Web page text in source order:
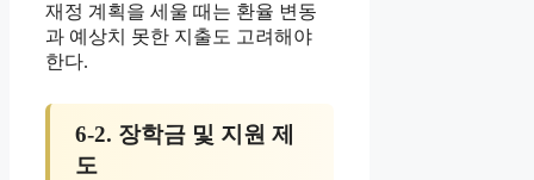
재정 계획을 세울 때는 환율 변동
과 예상치 못한 지출도 고려해야
한다.
6-2. 장학금 및 지원 제
도